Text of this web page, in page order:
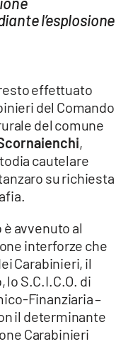
l’esplosione
effettuato
del Comando
del comune
,
cautelare
su richiesta
è avvenuto al
interforze che
Carabinieri, il
lo S.C.I.C.O. di
Finanziaria –
il determinante
Carabinieri